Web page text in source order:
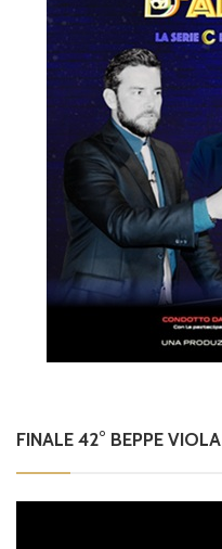
FINALE 42° BEPPE VIOLA